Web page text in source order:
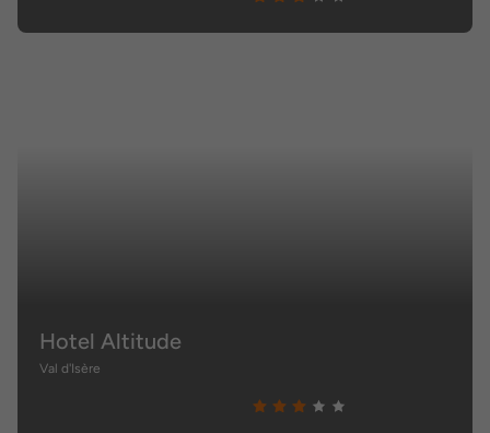
Hotel Altitude
Val d'Isère